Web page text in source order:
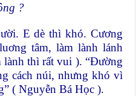
?
E dè thì khó. Cương
tâm, làm lành lánh
lành thì rất vui ). “Đường
cách núi, nhưng khó vì
( Nguyễn Bá Học ).